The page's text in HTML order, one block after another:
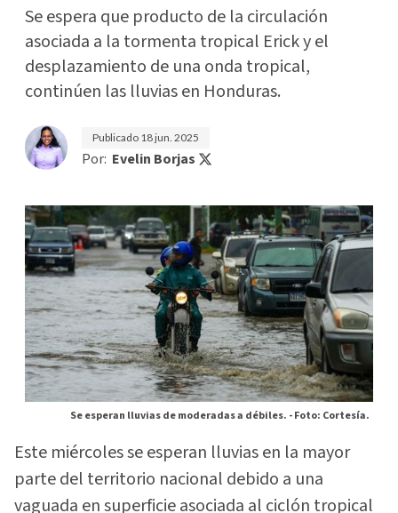
Se espera que producto de la circulación
asociada a la tormenta tropical Erick y el
desplazamiento de una onda tropical,
continúen las lluvias en Honduras.
Publicado 18 jun. 2025
Por: Evelin Borjas
Se esperan lluvias de moderadas a débiles. -Foto: Cortesía.
Este miércoles se esperan lluvias en la mayor
parte del territorio nacional debido a una
vaguada en superficie asociada al ciclón tropical